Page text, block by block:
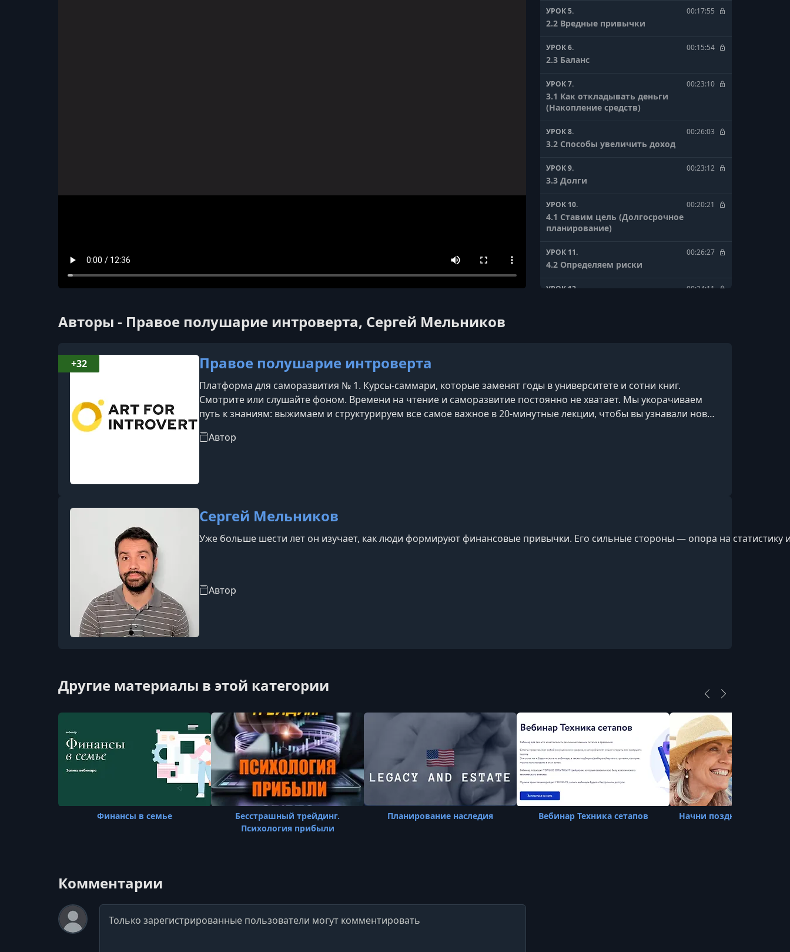
УРОК 5. 00:17:55
2.2 Вредные привычки
УРОК 6. 00:15:54
2.3 Баланс
УРОК 7. 00:23:10
3.1 Как откладывать деньги
(Накопление средств)
УРОК 8. 00:26:03
3.2 Способы увеличить доход
УРОК 9. 00:23:12
3.3 Долги
УРОК 10. 00:20:21
4.1 Ставим цель (Долгосрочное
планирование)
УРОК 11. 00:26:27
4.2 Определяем риски
УРОК 12. 00:24:11
УРОК 15. 00:13:19
5.3 Неуплата налогов
Авторы - Правое полушарие интроверта, Сергей Мельников
Правое полушарие интроверта
Платформа для саморазвития № 1. Курсы-саммари, которые заменят годы в университете и сотни книг.
Смотрите или слушайте фоном. Времени на чтение и саморазвитие постоянно не хватает. Мы укорачиваем
путь к знаниям: выжимаем и структурируем все самое важное в 20-минутные лекции, чтобы вы узнавали новое
Автор
+32
Сергей Мельников
Уже больше шести лет он изучает, как люди формируют финансовые привычки. Его сильные стороны — опора на
Автор
Другие материалы в этой категории
Финансы в семье
Бесстрашный трейдинг.
Психология прибыли
Планирование наследия Вебинар Техника сетапов Начни поздно, закончи
Комментарии
Комментарий